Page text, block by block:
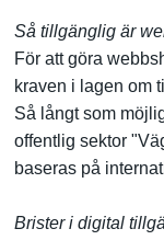
Så tillgänglig är
För att göra
kraven i lagen om
Så långt som
offentlig sektor
baseras på
Brister i digital